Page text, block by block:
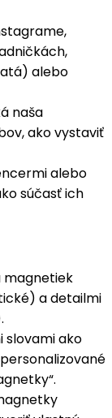
alebo
naša
ako vystaviť
alebo
súčasť ich
magnetiek
a detailmi
slovami ako